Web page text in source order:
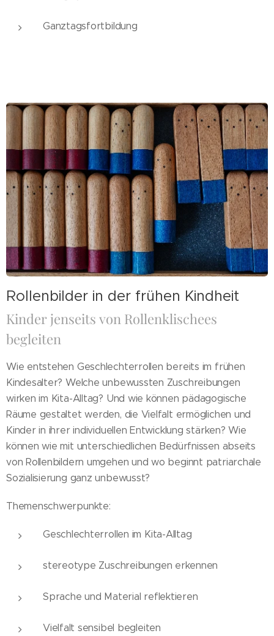
Ganztagsfortbildung
Rollenbilder in der frühen Kindheit
Kinder jenseits von Rollenklischees
begleiten
Wie entstehen Geschlechterrollen bereits im frühen
Kindesalter? Welche unbewussten Zuschreibungen
wirken im Kita-Alltag? Und wie können pädagogische
Räume gestaltet werden, die Vielfalt ermöglichen und
Kinder in ihrer individuellen Entwicklung stärken? Wie
können wie mit unterschiedlichen Bedürfnissen abseits
von Rollenbildern umgehen und wo beginnt patriarchale
Sozialisierung ganz unbewusst?
Themenschwerpunkte:
Geschlechterrollen im Kita-Alltag
stereotype Zuschreibungen erkennen
Sprache und Material reflektieren
Vielfalt sensibel begleiten